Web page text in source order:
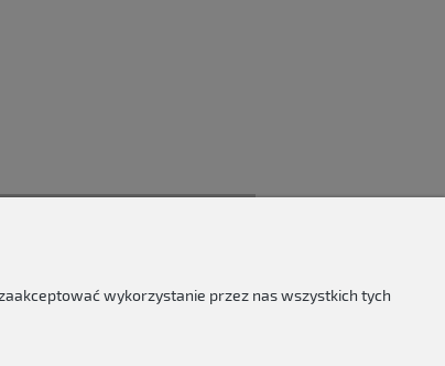
wykorzystanie przez nas wszystkich tych